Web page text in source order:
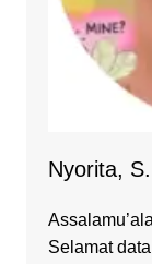
Nyorita,
Selamat